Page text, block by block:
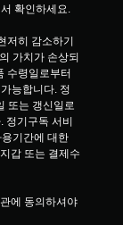
확인하세요.
저히 감소하기
가치가 손상되
수령일로부터
능합니다. 정
또는 갱신일로
기구독 서비
기간에 대한
갑 또는 결제수
에 동의하셔야